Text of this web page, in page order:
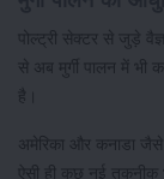
पोल्ट्री सेक्टर से जुड़े
से अब मुर्गी पालन में भी
है।
अमेरिका और कनाडा जैसे
ऐसी ही कुछ नई तकनीक